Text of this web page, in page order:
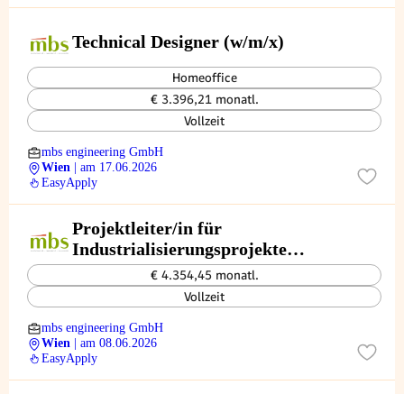
Technical Designer (w/m/x)
Homeoffice
€ 3.396,21 monatl.
Vollzeit
mbs engineering GmbH
Wien
| am 17.06.2026
EasyApply
Projektleiter/in für
Industrialisierungsprojekte
(w/m/x)
€ 4.354,45 monatl.
Vollzeit
mbs engineering GmbH
Wien
| am 08.06.2026
EasyApply